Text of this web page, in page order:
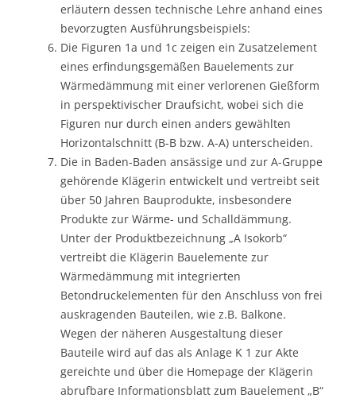
erläutern dessen technische Lehre anhand eines
bevorzugten Ausführungsbeispiels:
Die Figuren 1a und 1c zeigen ein Zusatzelement
eines erfindungsgemäßen Bauelements zur
Wärmedämmung mit einer verlorenen Gießform
in perspektivischer Draufsicht, wobei sich die
Figuren nur durch einen anders gewählten
Horizontalschnitt (B-B bzw. A-A) unterscheiden.
Die in Baden-Baden ansässige und zur A-Gruppe
gehörende Klägerin entwickelt und vertreibt seit
über 50 Jahren Bauprodukte, insbesondere
Produkte zur Wärme- und Schalldämmung.
Unter der Produktbezeichnung „A Isokorb“
vertreibt die Klägerin Bauelemente zur
Wärmedämmung mit integrierten
Betondruckelementen für den Anschluss von frei
auskragenden Bauteilen, wie z.B. Balkone.
Wegen der näheren Ausgestaltung dieser
Bauteile wird auf das als Anlage K 1 zur Akte
gereichte und über die Homepage der Klägerin
abrufbare Informationsblatt zum Bauelement „B“